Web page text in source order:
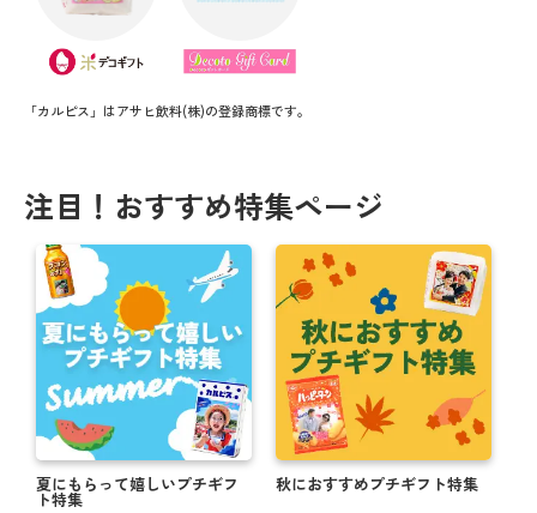
「カルピス」はアサヒ飲料(株)の登録商標です。
注目！おすすめ特集ページ
夏にもらって嬉しいプチギフ
ト特集
秋におすすめプチギフト特集